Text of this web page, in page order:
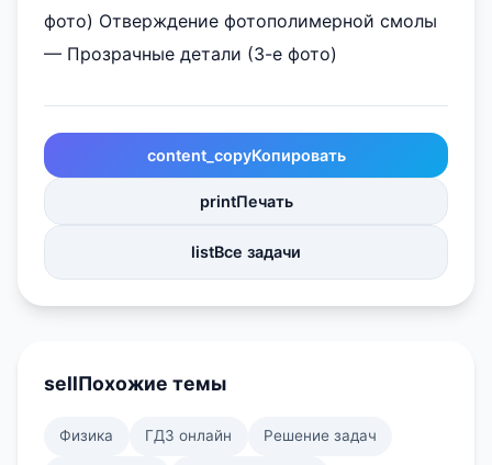
фото) Отверждение фотополимерной смолы
— Прозрачные детали (3-е фото)
content_copyКопировать
printПечать
listВсе задачи
sellПохожие темы
Физика ГДЗ онлайн Решение задач